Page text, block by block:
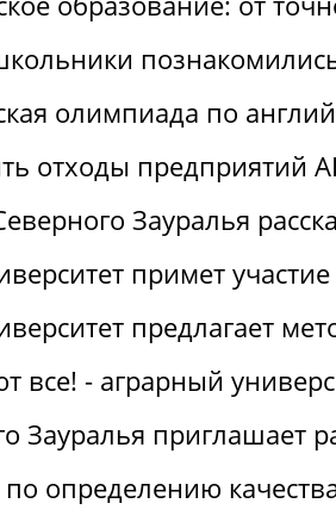
олимпиада по
отходы предприятий
Зауралья
примет
предлагает
все! - аграрный
Зауралья приглашает
по определению